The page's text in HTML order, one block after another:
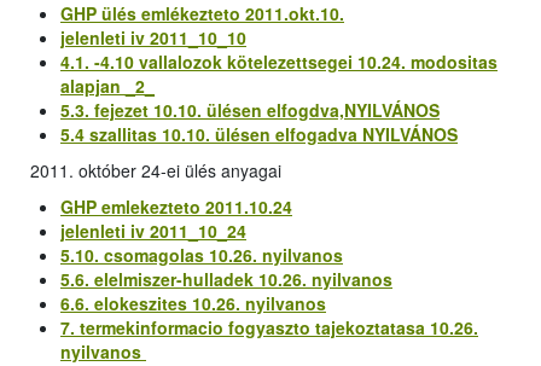
GHP ülés emlékezteto 2011.okt.10.
jelenleti iv 2011_10_10
4.1. -4.10 vallalozok kötelezettsegei 10.24. modositas
alapjan _2_
5.3. fejezet 10.10. ülésen elfogdva,NYILVÁNOS
5.4 szallitas 10.10. ülésen elfogadva NYILVÁNOS
2011. október 24-ei ülés anyagai
GHP emlekezteto 2011.10.24
jelenleti iv 2011_10_24
5.10. csomagolas 10.26. nyilvanos
5.6. elelmiszer-hulladek 10.26. nyilvanos
6.6. elokeszites 10.26. nyilvanos
7. termekinformacio fogyaszto tajekoztatasa 10.26.
nyilvanos